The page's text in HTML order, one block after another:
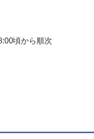
頃から順次